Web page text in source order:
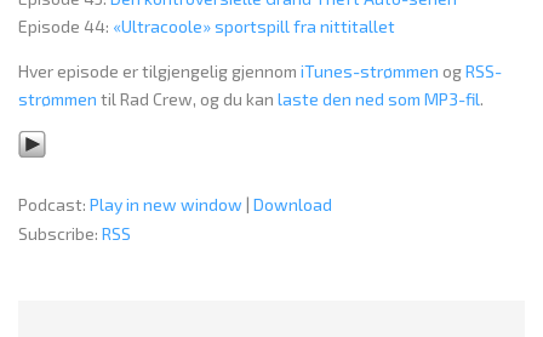
Episode 44: «Ultracoole» sportspill fra nittitallet
Hver episode er tilgjengelig gjennom iTunes-strømmen ogRSS-
strømmen til Rad Crew, og du kan laste den ned som MP3-fil.
Podcast: Play in new window | Download
Subscribe: RSS